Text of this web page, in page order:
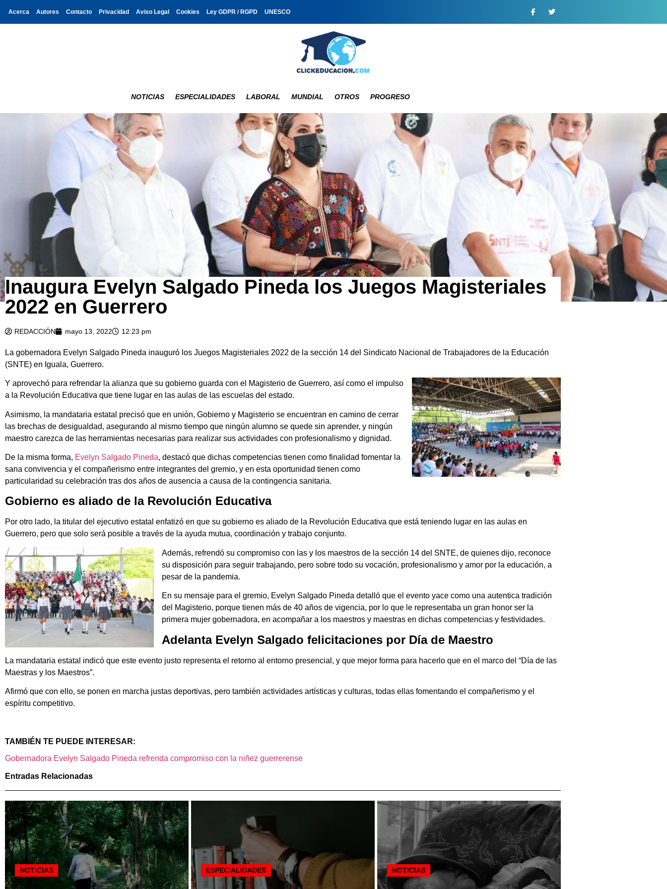
Acerca Autores Contacto Privacidad Aviso Legal Cookies Ley GDPR / RGPD UNESCO
NOTICIAS ESPECIALIDADES LABORAL MUNDIAL OTROS PROGRESO
Inaugura Evelyn Salgado Pineda los Juegos Magisteriales
2022 en Guerrero
REDACCIÓN mayo 13, 2022 12:23 pm
La gobernadora Evelyn Salgado Pineda inauguró los Juegos Magisteriales 2022 de la sección 14 del Sindicato Nacional de Trabajadores de la Educación
(SNTE) en Iguala, Guerrero.
Y aprovechó para refrendar la alianza que su gobierno guarda con el Magisterio de Guerrero, así como el impulso
a la Revolución Educativa que tiene lugar en las aulas de las escuelas del estado.
Asimismo, la mandataria estatal precisó que en unión, Gobierno y Magisterio se encuentran en camino de cerrar
las brechas de desigualdad, asegurando al mismo tiempo que ningún alumno se quede sin aprender, y ningún
maestro carezca de las herramientas necesarias para realizar sus actividades con profesionalismo y dignidad.
De la misma forma, Evelyn Salgado Pineda, destacó que dichas competencias tienen como finalidad fomentar la
sana convivencia y el compañerismo entre integrantes del gremio, y en esta oportunidad tienen como
particularidad su celebración tras dos años de ausencia a causa de la contingencia sanitaria.
Gobierno es aliado de la Revolución Educativa
Por otro lado, la titular del ejecutivo estatal enfatizó en que su gobierno es aliado de la Revolución Educativa que está teniendo lugar en las aulas en
Guerrero, pero que solo será posible a través de la ayuda mutua, coordinación y trabajo conjunto.
Además, refrendó su compromiso con las y los maestros de la sección 14 del SNTE, de quienes dijo, reconoce
su disposición para seguir trabajando, pero sobre todo su vocación, profesionalismo y amor por la educación, a
pesar de la pandemia.
En su mensaje para el gremio, Evelyn Salgado Pineda detalló que el evento yace como una autentica tradición
del Magisterio, porque tienen más de 40 años de vigencia, por lo que le representaba un gran honor ser la
primera mujer gobernadora, en acompañar a los maestros y maestras en dichas competencias y festividades.
Adelanta Evelyn Salgado felicitaciones por Día de Maestro
La mandataria estatal indicó que este evento justo representa el retorno al entorno presencial, y que mejor forma para hacerlo que en el marco del “Día de las
Maestras y los Maestros”.
Afirmó que con ello, se ponen en marcha justas deportivas, pero también actividades artísticas y culturas, todas ellas fomentando el compañerismo y el
espíritu competitivo.
TAMBIÉN TE PUEDE INTERESAR:
Gobernadora Evelyn Salgado Pineda refrenda compromiso con la niñez guerrerense
Entradas Relacionadas
NOTICIAS ESPECIALIDADES NOTICIAS